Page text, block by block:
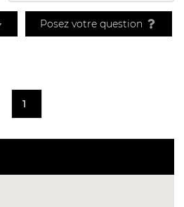
Posez votre question
1